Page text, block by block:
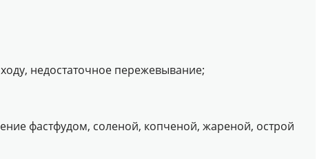
недостаточное пережевывание;
фастфудом, соленой, копченой, жареной, острой